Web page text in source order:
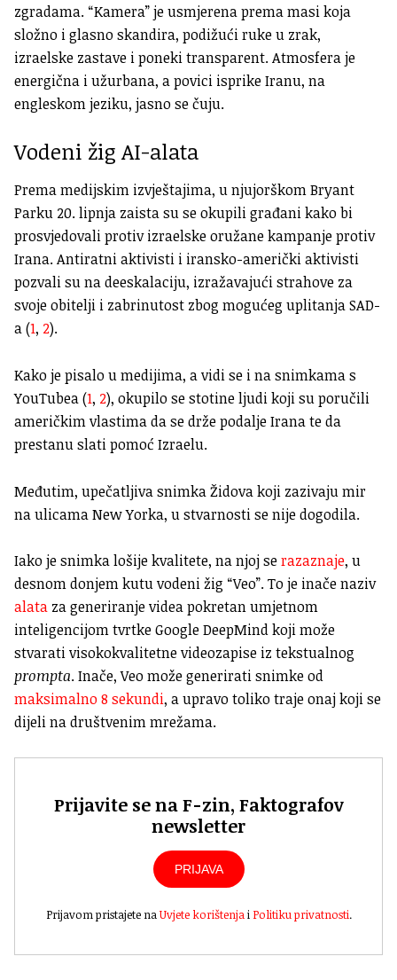
zgradama. “Kamera” je usmjerena prema masi koja
složno i glasno skandira, podižući ruke u zrak,
izraelske zastave i poneki transparent.Atmosfera je
energična i užurbana, a povici isprike Iranu, na
engleskom jeziku, jasno se čuju.
Vodeni žig AI-alata
Prema medijskim izvještajima, u njujorškomBryant
Parku 20. lipnja zaista su se okupili građani kako bi
prosvjedovali protiv izraelske oružane kampanje protiv
Irana. Antiratni aktivisti i iransko-američki aktivisti
pozvali su na deeskalaciju, izražavajući strahove za
svoje obitelji i zabrinutost zbog mogućeg uplitanja SAD-
a(1, 2).
Kako je pisalo u medijima, a vidi se i na snimkama s
YouTubea (1, 2), okupilo se stotine ljudi koji su poručili
američkim vlastima da se drže podalje Irana te da
prestanu slati pomoć Izraelu.
Međutim, upečatljiva snimka Židova koji zazivaju mir
na ulicama New Yorka, u stvarnosti se nije dogodila.
Iako je snimka lošije kvalitete, na njoj serazaznaje, u
desnom donjem kutu vodeni žig “Veo”.To je inače naziv
alata za generiranje videa pokretan umjetnom
inteligencijom tvrtke Google DeepMind koji može
stvarati visokokvalitetne videozapise iz tekstualnog
prompta. Inače, Veo može generirati snimke od
maksimalno 8 sekundi, a upravo toliko traje onaj koji se
dijeli na društvenim mrežama.
Prijavite se na F-zin, Faktografov
newsletter
PRIJAVA
Prijavom pristajete naUvjete korištenjai Politiku privatnosti.